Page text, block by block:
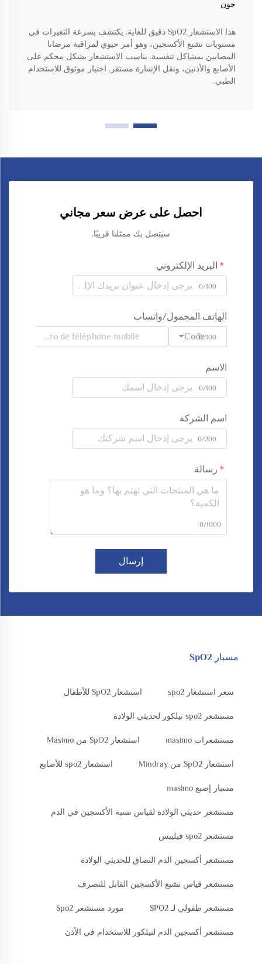
جون
هذا الاستشعار SpO2 دقيق للغاية. يكتشف بسرعة التغيرات في
مستويات تشبع الأكسجين، وهو أمر حيوي لمراقبة مرضانا
المصابين بمشاكل تنفسية. يناسب الاستشعار بشكل محكم على
الأصابع والأذنين، ونقل الإشارة مستقر. اختيار موثوق للاستخدام
الطبي.
احصل على عرض سعر مجاني
سيتصل بك ممثلنا قريبًا.
البريد الإلكتروني
0/100
الهاتف المحمول/واتساب
Code0/100
الاسم
0/100
اسم الشركة
0/200
رسالة
0/1000
إرسال
مسبار SpO2
سعر استشعار spo2 استشعار SpO2 للأطفال
مستشعر spo2 نيلكور لحديثي الولادة
مستشعرات masimo استشعار SpO2 من Masimo
استشعار SpO2 من Mindray استشعار spo2 للأصابع
مسبار إصبع masimo
مستشعر حديثي الولادة لقياس نسبة الأكسجين في الدم
مستشعر spo2 فيليبس
مستشعر أكسجين الدم التصاق للحديثي الولادة
مستشعر قياس تشبع الأكسجين القابل للتصرف
مستشعر طفولي لـ SPO2 مورد مستشعر Spo2
مستشعر أكسجين الدم لنيلكور للاستخدام في الأذن